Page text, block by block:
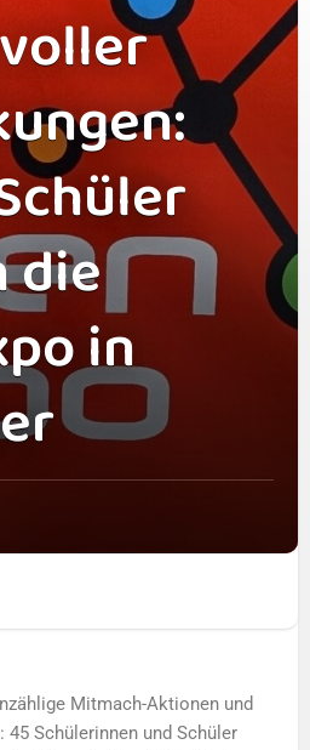
die
in
Mitmach-Aktionen und
Schülerinnen und Schüler